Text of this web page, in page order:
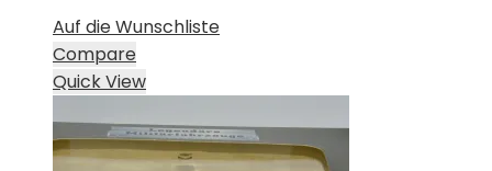
Auf die Wunschliste
Compare
Quick View